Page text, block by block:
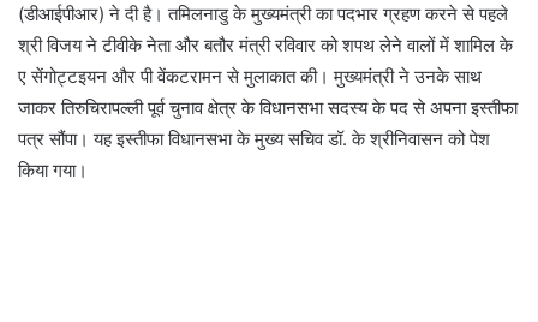
(डीआईपीआर) ने दी है। तमिलनाडु के मुख्यमंत्री का पदभार ग्रहण करने से पहले
श्री विजय ने टीवीके नेता और बतौर मंत्री रविवार को शपथ लेने वालों में शामिल के
ए सेंगोट्टइयन और पी वेंकटरामन से मुलाकात की। मुख्यमंत्री ने उनके साथ
जाकर तिरुचिरापल्ली पूर्व चुनाव क्षेत्र के विधानसभा सदस्य के पद से अपना इस्तीफा
पत्र सौंपा। यह इस्तीफा विधानसभा के मुख्य सचिव डॉ. के श्रीनिवासन को पेश
किया गया।